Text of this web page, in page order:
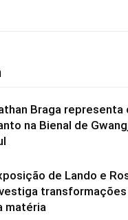
Braga representa
na Bienal de
de Lando e
matéria